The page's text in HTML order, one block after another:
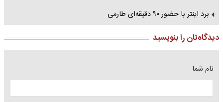
برد اینتر با حضور ۹۰ دقیقه‌ای طارمی
دیدگاه‌تان را بنویسید
نام شما